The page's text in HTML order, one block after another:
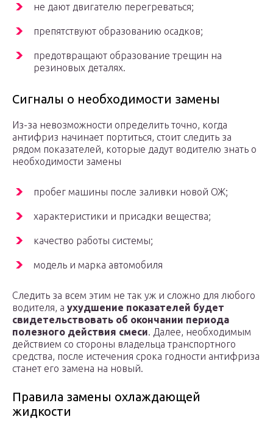
не дают двигателю перегреваться;
препятствуют образованию осадков;
предотвращают образование трещин на
резиновых деталях.
Сигналы о необходимости замены
Из-за невозможности определить точно, когда
антифриз начинает портиться, стоит следить за
рядом показателей, которые дадут водителю знать о
необходимости замены
пробег машины после заливки новой ОЖ;
характеристики и присадки вещества;
качество работы системы;
модель и марка автомобиля
Следить за всем этим не так уж и сложно для любого
водителя, а ухудшение показателей будет
свидетельствовать об окончании периода
полезного действия смеси. Далее, необходимым
действием со стороны владельца транспортного
средства, после истечения срока годности антифриза
станет его замена на новый.
Правила замены охлаждающей
жидкости